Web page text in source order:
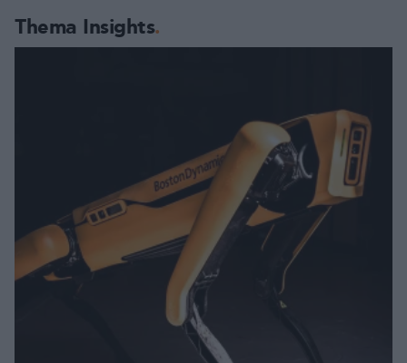
Thema Insights